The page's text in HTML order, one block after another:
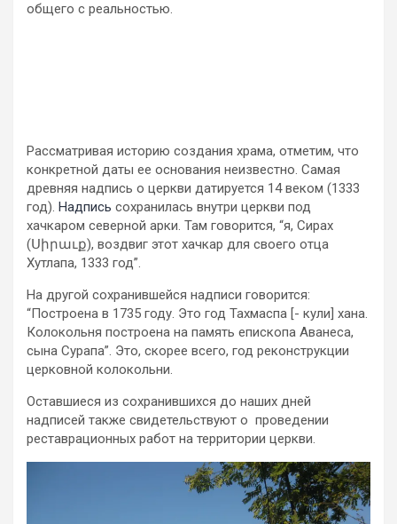
общего с реальностью.
Рассматривая историю создания храма, отметим, что
конкретной даты ее основания неизвестно. Самая
древняя надпись о церкви датируется 14 веком (1333
год). Надпись сохранилась внутри церкви под
хачкаром северной арки. Там говорится, “я, Сирах
(Սիրաւք), воздвиг этот хачкар для своего отца
Хутлапа, 1333 год”.
На другой сохранившейся надписи говорится:
“Построена в 1735 году. Это год Тахмаспа [- кули] хана.
Колокольня построена на память епископа Аванеса,
сына Сурапа”. Это, скорее всего, год реконструкции
церковной колокольни.
Оставшиеся из сохранившихся до наших дней
надписей также свидетельствуют о проведении
реставрационных работ на территории церкви.